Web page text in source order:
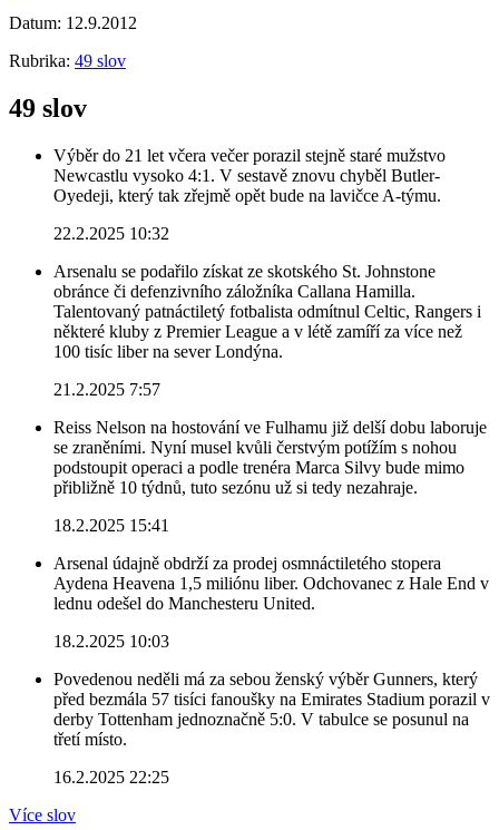
Datum: 12.9.2012
Rubrika: 49 slov
49 slov
Výběr do 21 let včera večer porazil stejně staré mužstvo
Newcastlu vysoko 4:1. V sestavě znovu chyběl Butler-
Oyedeji, který tak zřejmě opět bude na lavičce A-týmu.
22.2.2025 10:32
Arsenalu se podařilo získat ze skotského St. Johnstone
obránce či defenzivního záložníka Callana Hamilla.
Talentovaný patnáctiletý fotbalista odmítnul Celtic, Rangers i
některé kluby z Premier League a v létě zamíří za více než
100 tisíc liber na sever Londýna.
21.2.2025 7:57
Reiss Nelson na hostování ve Fulhamu již delší dobu laboruje
se zraněními. Nyní musel kvůli čerstvým potížím s nohou
podstoupit operaci a podle trenéra Marca Silvy bude mimo
přibližně 10 týdnů, tuto sezónu už si tedy nezahraje.
18.2.2025 15:41
Arsenal údajně obdrží za prodej osmnáctiletého stopera
Aydena Heavena 1,5 miliónu liber. Odchovanec z Hale End v
lednu odešel do Manchesteru United.
18.2.2025 10:03
Povedenou neděli má za sebou ženský výběr Gunners, který
před bezmála 57 tisíci fanoušky na Emirates Stadium porazil v
derby Tottenham jednoznačně 5:0. V tabulce se posunul na
třetí místo.
16.2.2025 22:25
Více slov